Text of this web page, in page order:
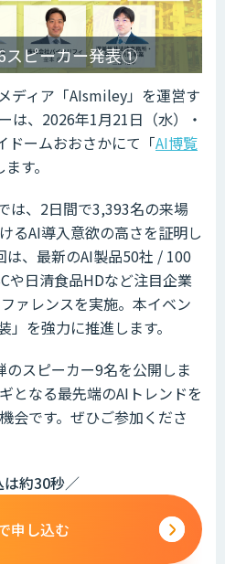
スピーカー発表①
ディア「AIsmiley」を運営す
は、2026年1月21日（水）・
ドームおおさかにて「AI博覧
す。
は、2日間で3,393名の来場
るAI導入意欲の高さを証明し
は、最新のAI製品50社 / 100
や日清食品HDなど注目企業
ァレンスを実施。本イベン
」を強力に推進します。
スピーカー9名を公開しま
となる最先端のAIトレンドを
会です。ぜひご参加くださ
は約30秒／
申し込む